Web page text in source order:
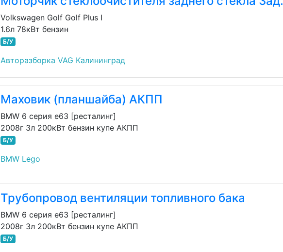
Volkswagen Golf Golf Plus I
1.6л 78кВт бензин
Б/У
Авторазборка VAG Калининград
Маховик (планшайба) АКПП
BMW 6 серия e63 [ресталинг]
2008г 3л 200кВт бензин купе АКПП
Б/У
BMW Lego
Трубопровод вентиляции топливного бака
BMW 6 серия e63 [ресталинг]
2008г 3л 200кВт бензин купе АКПП
Б/У